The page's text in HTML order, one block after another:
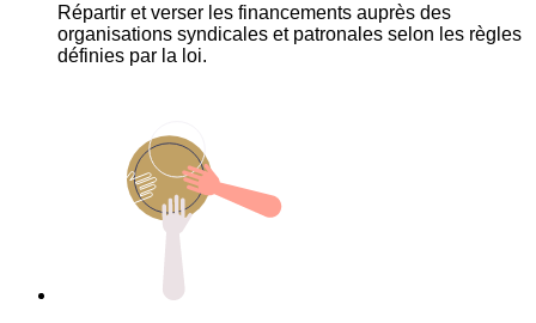
Répartir et verser les financements auprès des
organisations syndicales et patronales selon les règles
définies par la loi.